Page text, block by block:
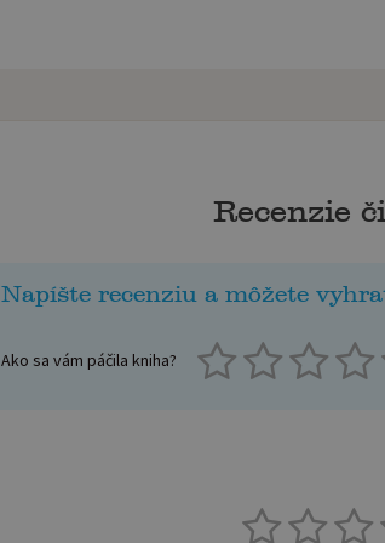
Recenzie
Napíšte recenziu a môžete
Ako sa vám páčila kniha?